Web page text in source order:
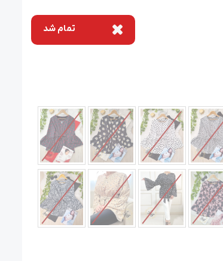
تمام شد